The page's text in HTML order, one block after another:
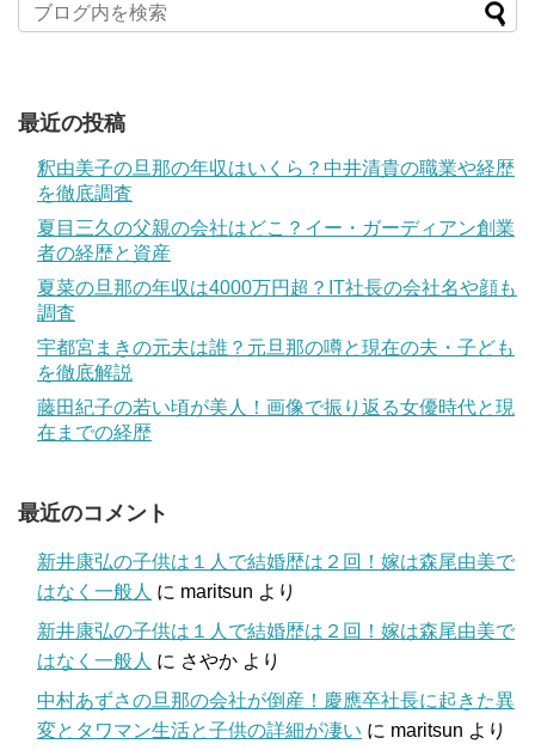
最近の投稿
釈由美子の旦那の年収はいくら？中井清貴の職業や経歴
を徹底調査
夏目三久の父親の会社はどこ？イー・ガーディアン創業
者の経歴と資産
夏菜の旦那の年収は4000万円超？IT社長の会社名や顔も
調査
宇都宮まきの元夫は誰？元旦那の噂と現在の夫・子ども
を徹底解説
藤田紀子の若い頃が美人！画像で振り返る女優時代と現
在までの経歴
最近のコメント
新井康弘の子供は１人で結婚歴は２回！嫁は森尾由美で
はなく一般人 に maritsun より
新井康弘の子供は１人で結婚歴は２回！嫁は森尾由美で
はなく一般人 に さやか より
中村あずさの旦那の会社が倒産！慶應卒社長に起きた異
変とタワマン生活と子供の詳細が凄い に maritsun より